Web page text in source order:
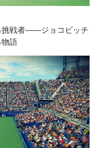
挑戦者――ジョコビッチ
語